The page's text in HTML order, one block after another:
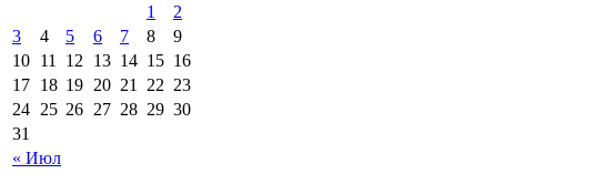
« Июл
1
2
3
4 5 6 7 8
9
10 11 12 13 14 15 16
17 18 19 20 21 22 23
24 25 26 27 28 29 30
31